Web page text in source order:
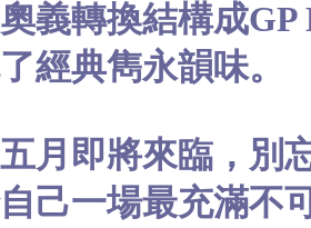
義轉換結構成
經典雋永韻味。
月即將來臨，別
己一場最充滿不